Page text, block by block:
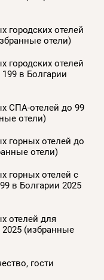
городских отелей
отели)
городских отелей
в Болгарии
СПА-отелей до 99
отели)
горных отелей до
отели)
горных отелей с
в Болгарии 2025
отелей для
(избранные
гости